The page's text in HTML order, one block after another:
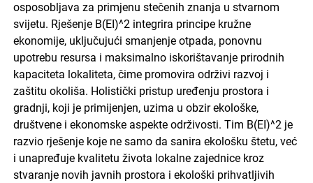
osposobljava za primjenu stečenih znanja u stvarnom
svijetu. Rješenje B(EI)^2 integrira principe kružne
ekonomije, uključujući smanjenje otpada, ponovnu
upotrebu resursa i maksimalno iskorištavanje prirodnih
kapaciteta lokaliteta, čime promovira održivi razvoj i
zaštitu okoliša. Holistički pristup uređenju prostora i
gradnji, koji je primijenjen, uzima u obzir ekološke,
društvene i ekonomske aspekte održivosti. Tim B(EI)^2 je
razvio rješenje koje ne samo da sanira ekološku štetu, već
i unapređuje kvalitetu života lokalne zajednice kroz
stvaranje novih javnih prostora i ekološki prihvatljivih